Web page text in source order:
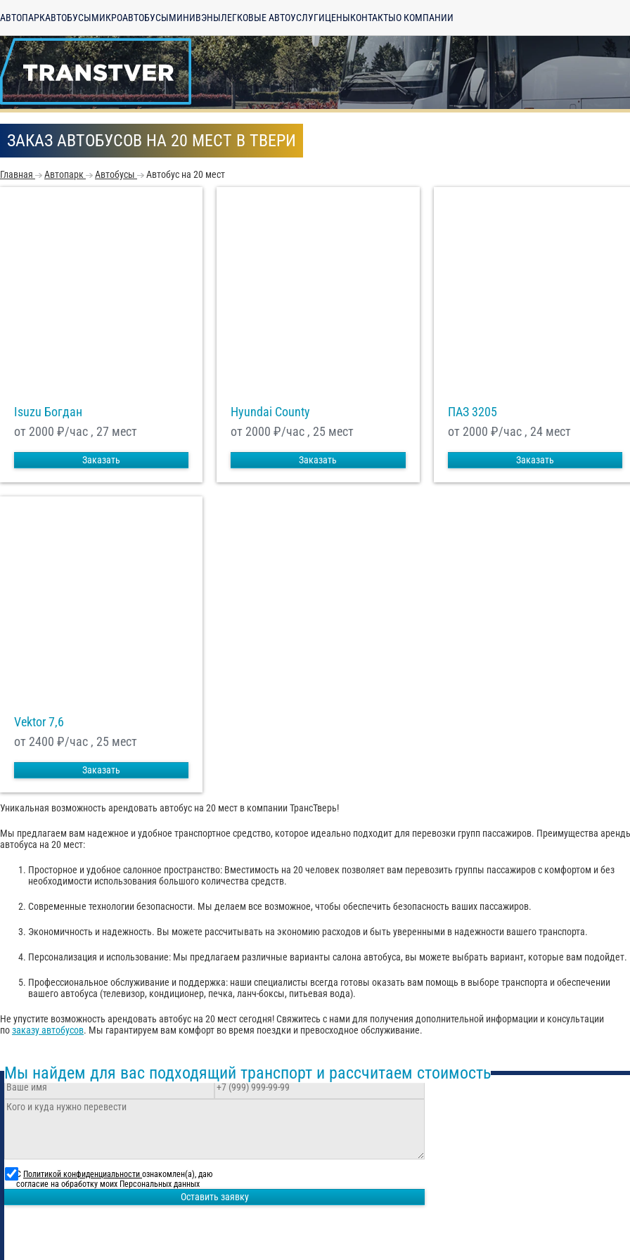
АВТОПАРКАВТОБУСЫМИКРОАВТОБУСЫМИНИВЭНЫЛЕГКОВЫЕ АВТОУСЛУГИЦЕНЫКОНТАКТЫО КОМПАНИИ
ЗАКАЗ АВТОБУСОВ НА 20 МЕСТ В ТВЕРИ
Главная Автопарк Автобусы Автобус на 20 мест
Isuzu Богдан
от 2000 ₽/час , 27 мест
Заказать
Hyundai County
от 2000 ₽/час , 25 мест
Заказать
ПАЗ 3205
от 2000 ₽/час , 24 мест
Заказать
Vektor 7,6
от 2400 ₽/час , 25 мест
Заказать
Уникальная возможность арендовать автобус на 20 мест в компании ТрансТверь!
Мы предлагаем вам надежное и удобное транспортное средство, которое идеально подходит для перевозки групп пассажиров. Преимущества
автобуса на 20 мест:
Просторное и удобное салонное пространство: Вместимость на 20 человек позволяет вам перевозить группы пассажиров с комфортом и без
необходимости использования большого количества средств.
Современные технологии безопасности. Мы делаем все возможное, чтобы обеспечить безопасность ваших пассажиров.
Экономичность и надежность. Вы можете рассчитывать на экономию расходов и быть уверенными в надежности вашего транспорта.
Персонализация и использование: Мы предлагаем различные варианты салона автобуса, вы можете выбрать вариант, которые вам подойдет.
Профессиональное обслуживание и поддержка: наши специалисты всегда готовы оказать вам помощь в выборе транспорта и обеспечении
вашего автобуса (телевизор, кондиционер, печка, ланч-боксы, питьевая вода).
Не упустите возможность арендовать автобус на 20 мест сегодня! Свяжитесь с нами для получения дополнительной информации и консультации
позаказу автобусов. Мы гарантируем вам комфорт во время поездки и превосходное обслуживание.
Мы найдем для вас подходящий транспорт и рассчитаем стоимость
С Политикой конфиденциальности ознакомлен(а), даю
согласие на обработку моих Персональных данных
Оставить заявку